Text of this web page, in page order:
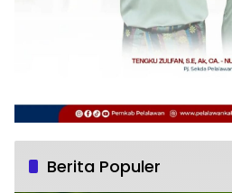
Berita Populer